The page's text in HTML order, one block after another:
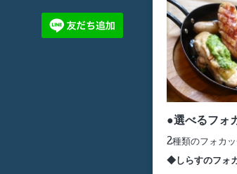
●選べるフォ
2種類のフォカ
◆しらすのフォ